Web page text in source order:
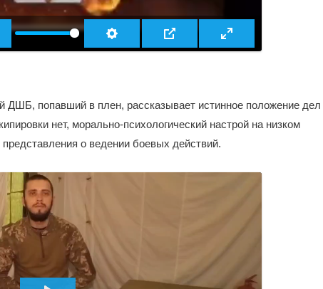
ДШБ, попавший в плен, рассказывает истинное положение дел
нет, морально-психологический настрой на низком
о ведении боевых действий.